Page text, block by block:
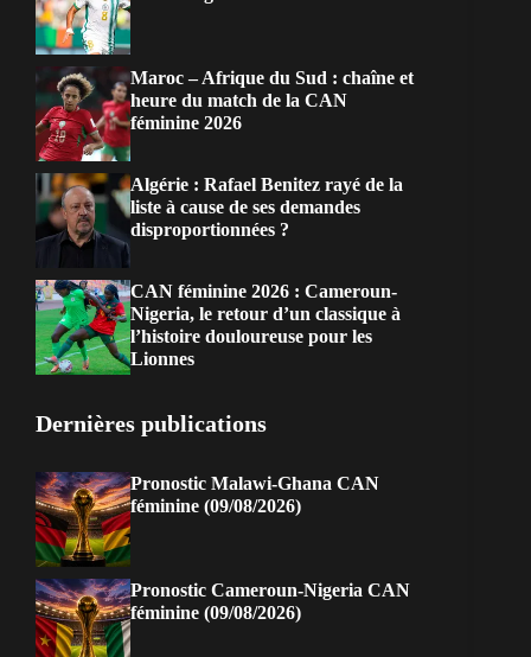
Maroc – Afrique du Sud : chaîne et
heure du match de la CAN
féminine 2026
Algérie : Rafael Benitez rayé de la
liste à cause de ses demandes
disproportionnées ?
CAN féminine 2026 : Cameroun-
Nigeria, le retour d’un classique à
l’histoire douloureuse pour les
Lionnes
Dernières publications
Pronostic Malawi-Ghana CAN
féminine (09/08/2026)
Pronostic Cameroun-Nigeria CAN
féminine (09/08/2026)